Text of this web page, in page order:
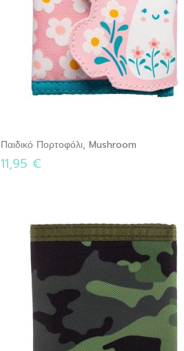
Παιδικό Πορτοφόλι, Mushroom
11,95 €